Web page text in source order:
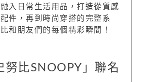
入日常生活用品，打造從質感
件，再到時尚穿搭的完整系
和朋友們的每個精彩瞬間！
努比SNOOPY」聯名